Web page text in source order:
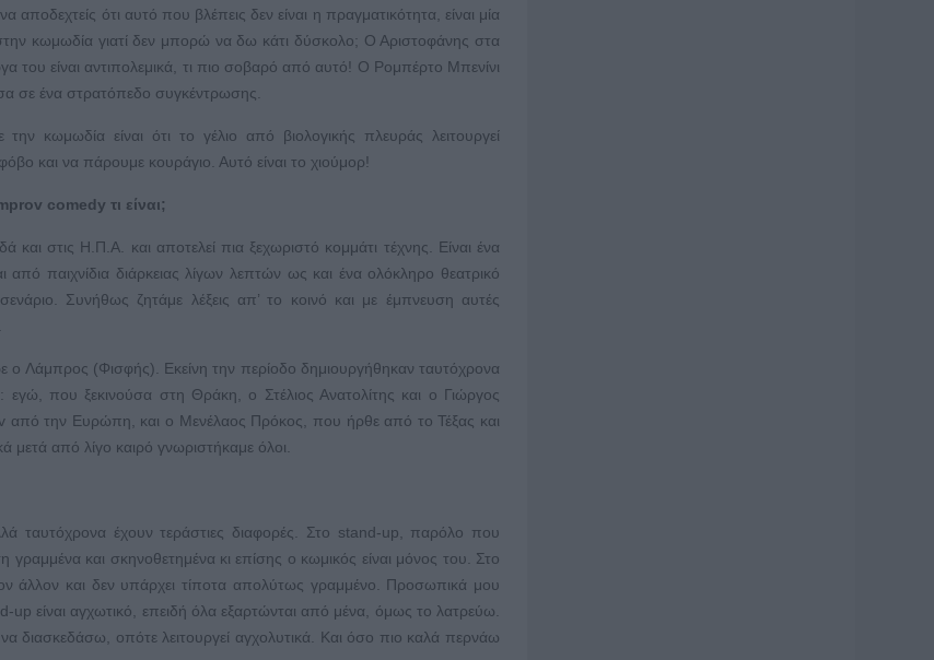
ότι αυτό που βλέπεις δεν είναι η πραγματικότητα, είναι μία
κωμωδία γιατί δεν μπορώ να δω κάτι δύσκολο; Ο Αριστοφάνης στα
του είναι αντιπολεμικά, τι πιο σοβαρό από αυτό! Ο Ρομπέρτο Μπενίνι
σε ένα στρατόπεδο συγκέντρωσης.
κωμωδία είναι ότι το γέλιο από βιολογικής πλευράς λειτουργεί
και να πάρουμε κουράγιο. Αυτό είναι το χιούμορ!
comedy τι είναι;
στις Η.Π.Α. και αποτελεί πια ξεχωριστό κομμάτι τέχνης. Είναι ένα
από παιχνίδια διάρκειας λίγων λεπτών ως και ένα ολόκληρο θεατρικό
Συνήθως ζητάμε λέξεις απ’ το κοινό και με έμπνευση αυτές
ο Λάμπρος (Φισφής). Εκείνη την περίοδο δημιουργήθηκαν ταυτόχρονα
που ξεκινούσα στη Θράκη, ο Στέλιος Ανατολίτης και ο Γιώργος
την Ευρώπη, και ο Μενέλαος Πρόκος, που ήρθε από το Τέξας και
από λίγο καιρό γνωριστήκαμε όλοι.
ταυτόχρονα έχουν τεράστιες διαφορές. Στο stand-up, παρόλο που
και σκηνοθετημένα κι επίσης ο κωμικός είναι μόνος του. Στο
άλλον και δεν υπάρχει τίποτα απολύτως γραμμένο. Προσωπικά μου
είναι αγχωτικό, επειδή όλα εξαρτώνται από μένα, όμως το λατρεύω.
διασκεδάσω, οπότε λειτουργεί αγχολυτικά. Και όσο πιο καλά περνάω